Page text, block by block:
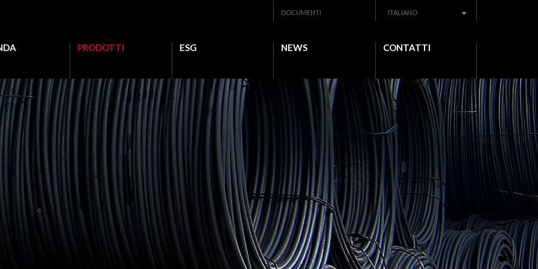
ITALIANO
DOCUMENTI
PRODOTTI ESG NEWS CONTATTI